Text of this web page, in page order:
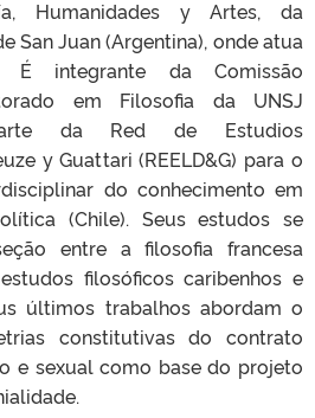
Humanidades y Artes, da
San Juan (Argentina), onde atua
É integrante da Comissão
em Filosofia da UNSJ
da Red de Estudios
y Guattari (REELD&G) para o
do conhecimento em
(Chile). Seus estudos se
entre a filosofia francesa
filosóficos caribenhos e
últimos trabalhos abordam o
constitutivas do contrato
e sexual como base do projeto